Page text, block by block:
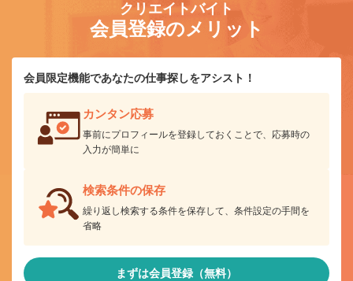
クリエイトバイト
会員登録のメリット
会員限定機能であなたの仕事探しをアシスト！
カンタン応募
事前にプロフィールを登録しておくことで、応募時の
入力が簡単に
検索条件の保存
繰り返し検索する条件を保存して、条件設定の手間を
省略
まずは会員登録（無料）